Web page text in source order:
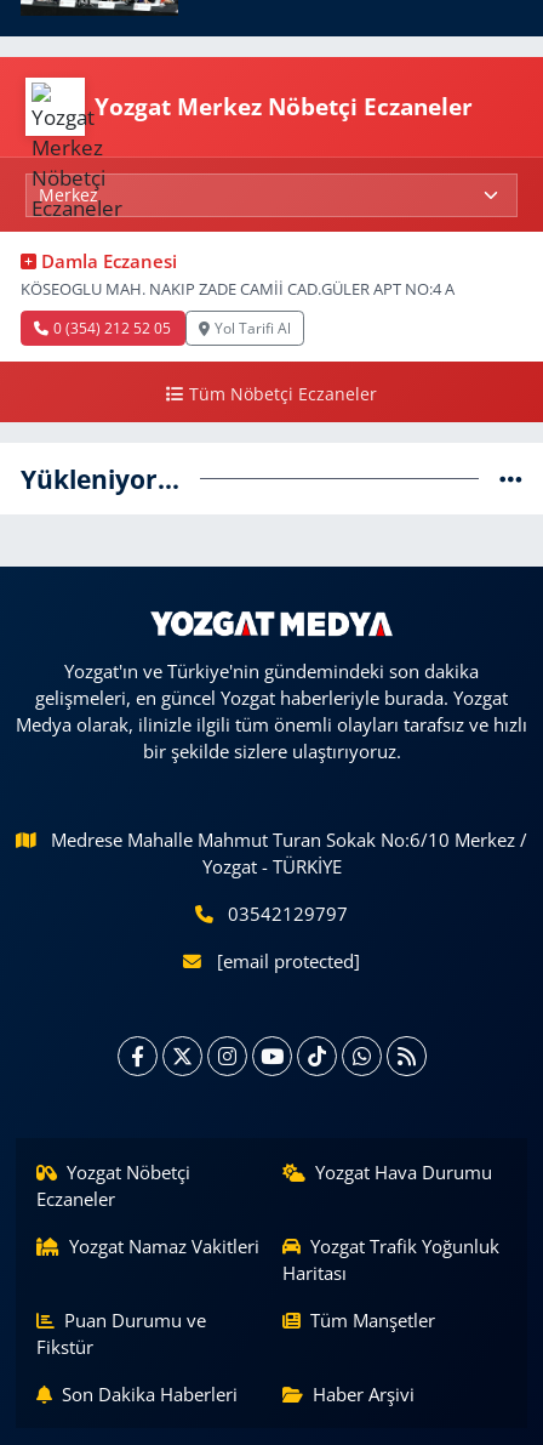
Yozgat Merkez Nöbetçi Eczaneler
Damla Eczanesi
KÖSEOGLU MAH. NAKIP ZADE CAMİİ CAD.GÜLER APT NO:4 A
0 (354) 212 52 05 Yol Tarifi Al
Tüm Nöbetçi Eczaneler
Yükleniyor...
Yozgat'ın ve Türkiye'nin gündemindeki son dakika
gelişmeleri, en güncel Yozgat haberleriyle burada. Yozgat
Medya olarak, ilinizle ilgili tüm önemli olayları tarafsız ve hızlı
bir şekilde sizlere ulaştırıyoruz.
Medrese Mahalle Mahmut Turan Sokak No:6/10 Merkez /
Yozgat - TÜRKİYE
03542129797
[email protected]
Yozgat Nöbetçi
Eczaneler
Yozgat Hava Durumu
Yozgat Namaz Vakitleri
Yozgat Trafik Yoğunluk
Haritası
Puan Durumu ve
Fikstür
Tüm Manşetler
Son Dakika Haberleri Haber Arşivi